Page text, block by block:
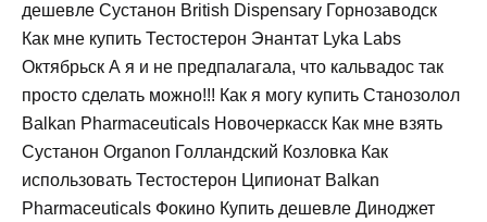
дешевле Сустанон British Dispensary Горнозаводск
Как мне купить Тестостерон Энантат Lyka Labs
Октябрьск А я и не предпалагала, что кальвадос так
просто сделать можно!!! Как я могу купить Станозолол
Balkan Pharmaceuticals Новочеркасск Как мне взять
Сустанон Organon Голландский Козловка Как
использовать Тестостерон Ципионат Balkan
Pharmaceuticals Фокино Купить дешевле Диноджет